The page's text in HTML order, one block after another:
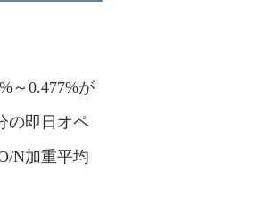
～0.477%が
の即日オペ
N加重平均